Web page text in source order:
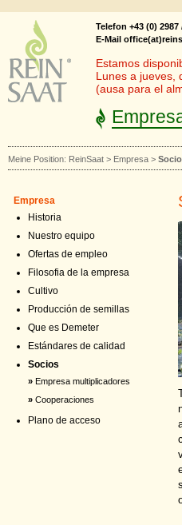
Telefon +43 (0) 2987
E-Mail
Estamos
Lunes a jueves,
(ausa para el
Meine Position: ReinSaat > Empresa >
Empresa
Historia
Nuestro equipo
Ofertas de empleo
Filosofia de la empresa
Cultivo
Producción de semillas
Que es Demeter
Estándares de calidad
Socios
» Empresa multiplicadores
» Cooperaciones
Plano de acceso